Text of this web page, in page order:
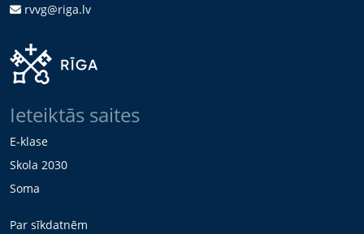
rvvg@riga.lv
Ieteiktās saites
E-klase
Skola 2030
Soma
Par sīkdatnēm